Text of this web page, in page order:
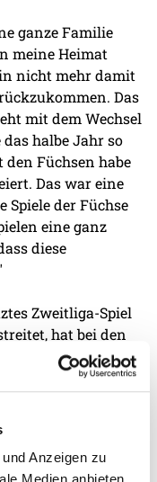
Anzeigen zu
ganze Familie
meine Heimat
nicht mehr damit
Das
mit dem Wechsel
halbe Jahr so
Füchsen habe
Das war eine
Spiele der Füchse
eine ganz
diese
Zweitliga-Spiel
hat bei den
unterschrieben.
laufenden
Hauptstädtern